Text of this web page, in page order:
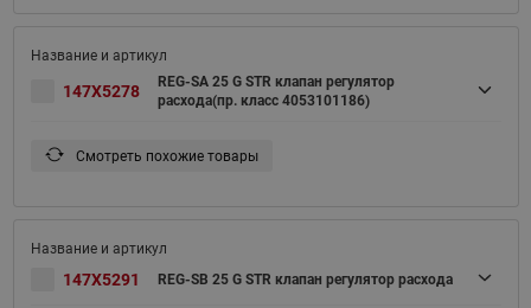
147X5278
REG-SA 25 G STR клапан регулятор
расхода(пр. класс 4053101186)
Смотреть похожие товары
147X5291 REG-SB 25 G STR клапан регулятор расхода